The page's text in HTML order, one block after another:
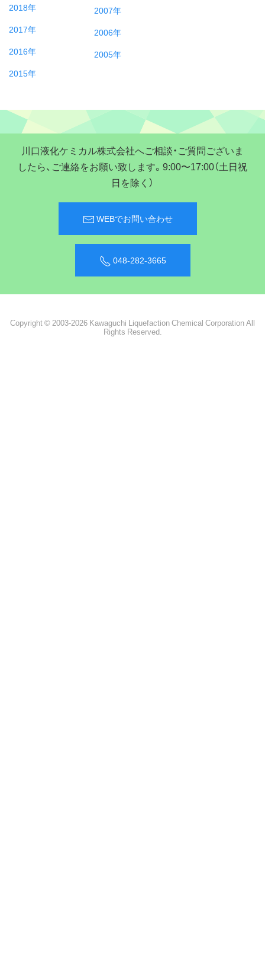
2018年
2017年
2016年
2015年
2007年
2006年
2005年
川口液化ケミカル株式会社へご相談・ご質問ございま
したら、ご連絡をお願い致します。9:00〜17:00（土日祝
日を除く）
WEBでお問い合わせ
048-282-3665
Copyright © 2003-2026 Kawaguchi Liquefaction Chemical Corporation All
Rights Reserved.